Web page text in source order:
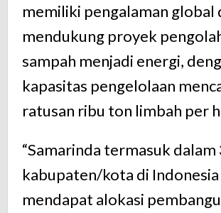
memiliki pengalaman global
mendukung proyek
sampah menjadi energi,
kapasitas pengelolaan
ratusan ribu ton limbah per
“Samarinda termasuk dalam
kabupaten/kota di Indonesia
mendapat alokasi